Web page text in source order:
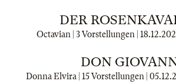
DER
Octavian | 3 Vorstellungen |
DON
Donna Elvira | 15 Vorstellungen |